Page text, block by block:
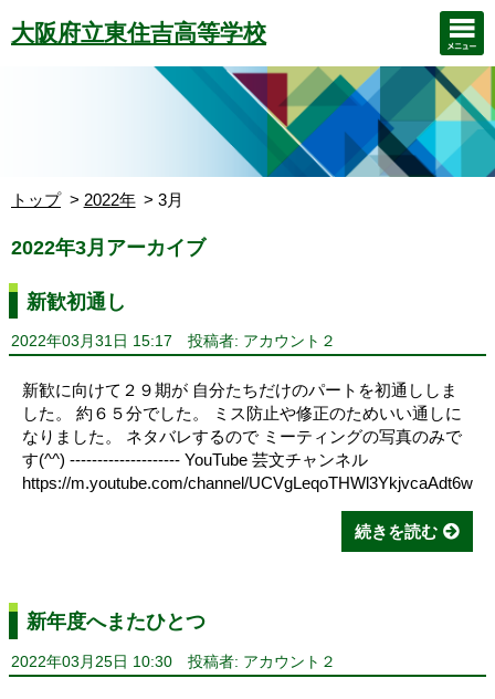
大阪府立東住吉高等学校
トップ 2022年 3月
2022年3月アーカイブ
新歓初通し
2022年03月31日 15:17 投稿者: アカウント２
新歓に向けて２９期が 自分たちだけのパートを初通ししま
した。 約６５分でした。 ミス防止や修正のためいい通しに
なりました。 ネタバレするので ミーティングの写真のみで
す(^^) -------------------- YouTube 芸文チャンネル
https://m.youtube.com/channel/UCVgLeqoTHWl3YkjvcaAdt6w
続きを読む
新年度へまたひとつ
2022年03月25日 10:30 投稿者: アカウント２